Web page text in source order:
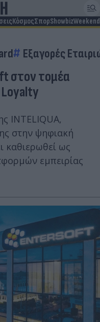
ΚόσμοςΣπορShowbizWeekend
Εξαγορές
στον τομέα
INTELIQUA,
στην ψηφιακή
καθιερωθεί ως
εμπειρίας